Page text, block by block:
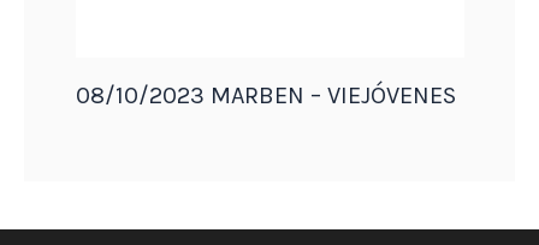
08/10/2023 MARBEN – VIEJÓVENES